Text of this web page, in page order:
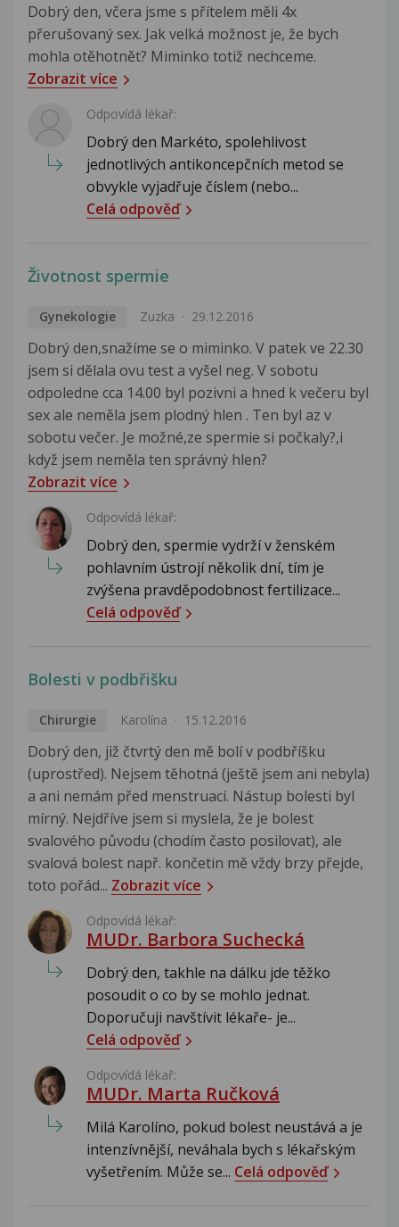
Dobrý den, včera jsme s přítelem měli 4x
přerušovaný sex. Jak velká možnost je, že bych
mohla otěhotnět? Miminko totiž nechceme.
Zobrazit více
Odpovídá lékař:
Dobrý den Markéto, spolehlivost
jednotlivých antikoncepčních metod se
obvykle vyjadřuje číslem (nebo...
Celá odpověď
Životnost spermie
Gynekologie Zuzka 29.12.2016
Dobrý den,snažíme se o miminko. V patek ve 22.30
jsem si dělala ovu test a vyšel neg. V sobotu
odpoledne cca 14.00 byl pozivni a hned k večeru byl
sex ale neměla jsem plodný hlen . Ten byl az v
sobotu večer. Je možné,ze spermie si počkaly?,i
když jsem neměla ten správný hlen?
Zobrazit více
Odpovídá lékař:
Dobrý den, spermie vydrží v ženském
pohlavním ústrojí několik dní, tím je
zvýšena pravděpodobnost fertilizace...
Celá odpověď
Bolesti v podbřišku
Chirurgie Karolína 15.12.2016
Dobrý den, již čtvrtý den mě bolí v podbříšku
(uprostřed). Nejsem těhotná (ještě jsem ani nebyla)
a ani nemám před menstruací. Nástup bolesti byl
mírný. Nejdříve jsem si myslela, že je bolest
svalového původu (chodím často posilovat), ale
svalová bolest např. končetin mě vždy brzy přejde,
toto pořád... Zobrazit více
Odpovídá lékař:
MUDr. Barbora Suchecká
Dobrý den, takhle na dálku jde těžko
posoudit o co by se mohlo jednat.
Doporučuji navštívit lékaře- je...
Celá odpověď
Odpovídá lékař:
MUDr. Marta Ručková
Milá Karolíno, pokud bolest neustává a je
intenzívnější, neváhala bych s lékařským
vyšetřením. Může se... Celá odpověď